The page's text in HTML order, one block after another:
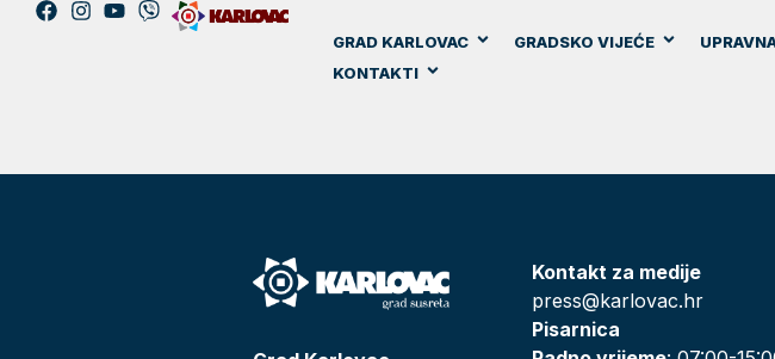
GRAD KARLOVAC GRADSKO VIJEĆE
KONTAKTI
Kontakt za medije
press@karlovac.hr
Pisarnica